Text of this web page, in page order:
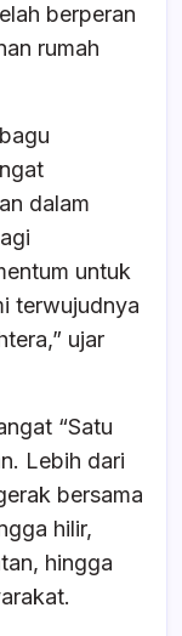
berperan
rumah
dalam
untuk
terwujudnya
ujar
“Satu
Lebih dari
bersama
hilir,
hingga